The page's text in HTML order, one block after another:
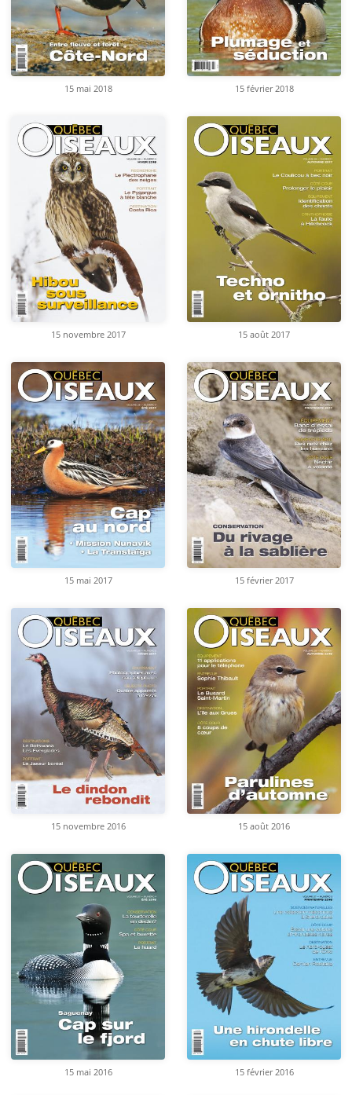
15 mai 2018 15 février 2018
15 novembre 2017 15 août 2017
15 mai 2017 15 février 2017
15 novembre 2016 15 août 2016
15 mai 2016 15 février 2016